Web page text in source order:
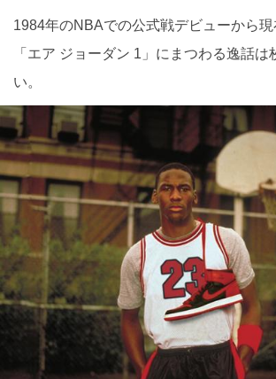
1984年のNBAでの公式戦デビューから現
「エア ジョーダン 1」にまつわる逸話は
い。